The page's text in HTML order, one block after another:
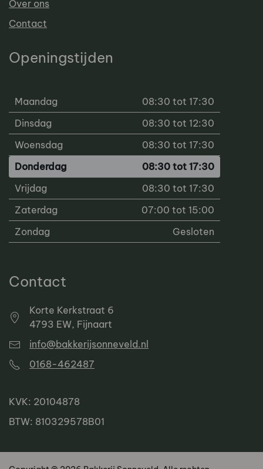
Over ons
Contact
Openingstijden
Maandag
08:30 tot 17:30
Dinsdag
08:30 tot 12:30
Woensdag
08:30 tot 17:30
Donderdag
08:30 tot 17:30
Vrijdag
08:30 tot 17:30
Zaterdag
07:00 tot 15:00
Zondag
Gesloten
Contact
Korte Kerkstraat 6
4793 EW, Fijnaart
info@bakkerijsonneveld.nl
0168-462487
KVK: 20104878
BTW: 810329578B01